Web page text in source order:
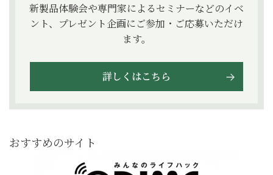
新製品体験会や専門家によるセミナーなどのイベ
ント、プレゼント企画にご参加・ご応募いただけ
ます。
詳しくはこちら
おすすめのサイト